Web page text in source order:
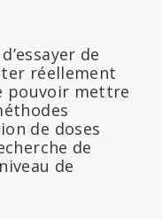
de
réellement
pouvoir mettre
de doses
de
de